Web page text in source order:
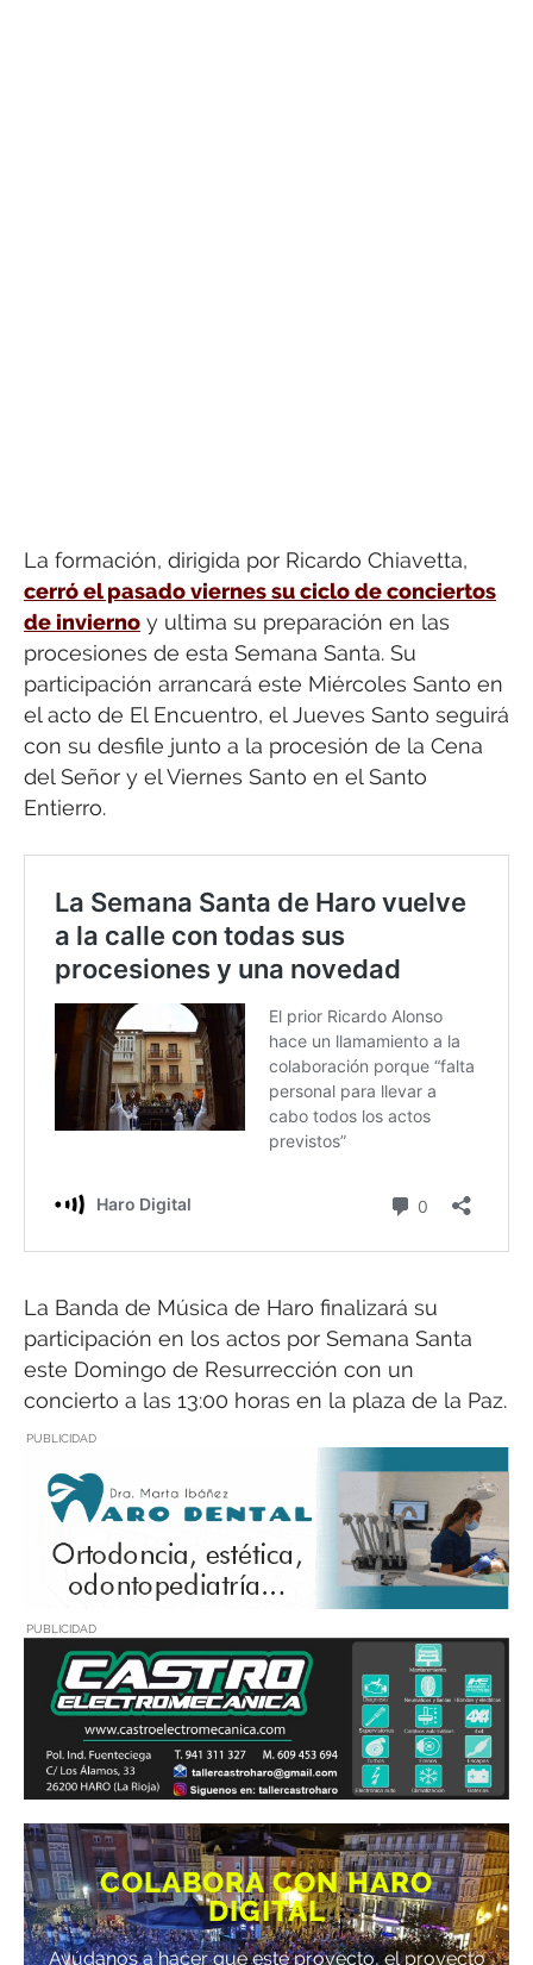
La formación, dirigida por Ricardo Chiavetta,
cerró el pasado viernes su ciclo de conciertos
de invierno y ultima su preparación en las
procesiones de esta Semana Santa. Su
participación arrancará este Miércoles Santo en
el acto de El Encuentro, el Jueves Santo seguirá
con su desfile junto a la procesión de la Cena
del Señor y el Viernes Santo en el Santo
Entierro.
La Banda de Música de Haro finalizará su
participación en los actos por Semana Santa
este Domingo de Resurrección con un
concierto a las 13:00 horas en la plaza de la Paz.
PUBLICIDAD
PUBLICIDAD
COLABORA CON HARO
DIGITAL
Ayúdanos a hacer que este proyecto, el proyecto